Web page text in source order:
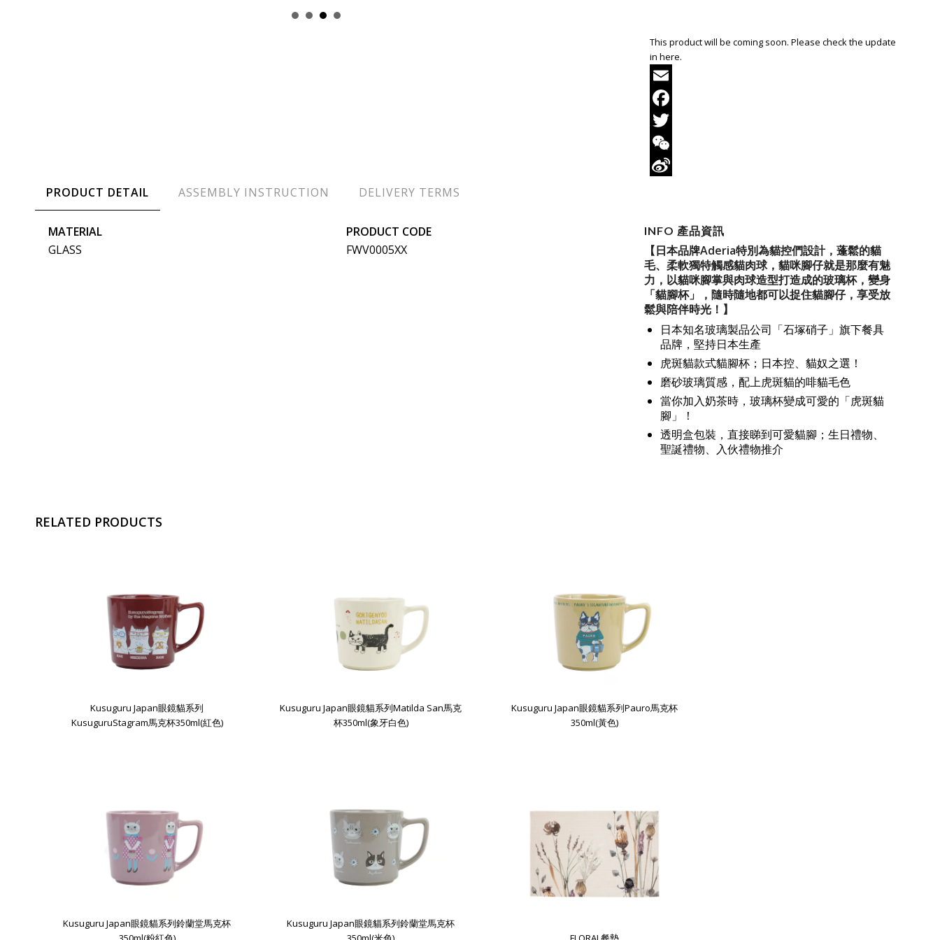
This product will be coming soon. Please check the update
in here.
Email
Facebook
Twitter
WeChat
PRODUCT DETAIL ASSEMBLY INSTRUCTION DELIVERY TERMS
MATERIAL
GLASS
PRODUCT CODE
FWV0005XX
INFO 產品資訊
【日本品牌Aderia特別為貓控們設計，蓬鬆的貓
毛、柔軟獨特觸感貓肉球，貓咪腳仔就是那麼有魅
力，以貓咪腳掌與肉球造型打造成的玻璃杯，變身
「貓腳杯」，隨時隨地都可以捉住貓腳仔，享受放
鬆與陪伴時光！】
日本知名玻璃製品公司「石塚硝子」旗下餐具
品牌，堅持日本生產
虎斑貓款式貓腳杯；日本控、貓奴之選！
磨砂玻璃質感，配上虎斑貓的啡貓毛色
當你加入奶茶時，玻璃杯變成可愛的「虎斑貓
腳」！
透明盒包裝，直接睇到可愛貓腳；生日禮物、
聖誕禮物、入伙禮物推介
RELATED PRODUCTS
Kusuguru Japan眼鏡貓系列
KusuguruStagram馬克杯350ml(紅色)
Kusuguru Japan眼鏡貓系列Matilda San馬克
杯350ml(象牙白色)
Kusuguru Japan眼鏡貓系列Pauro馬克杯
350ml(黃色)
Kusuguru Japan眼鏡貓系列鈴蘭堂馬克杯
Kusuguru Japan眼鏡貓系列鈴蘭堂馬克杯